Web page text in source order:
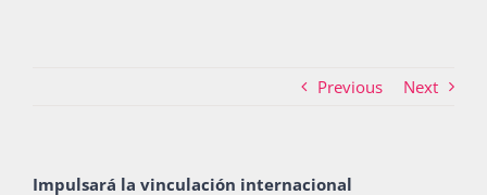
Previous Next
Impulsará la vinculación internacional